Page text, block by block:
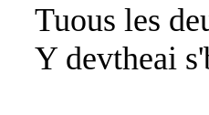
Tuous les
Y devtheai